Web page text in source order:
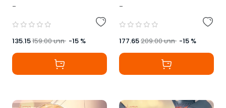
-
135.15159.00บาท -15 %
-
177.65209.00บาท -15 %